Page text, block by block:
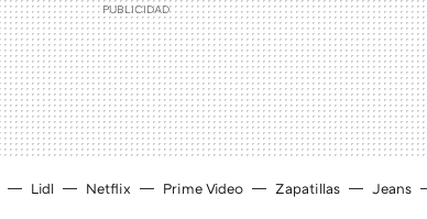
Lidl Netflix Prime Video Zapatillas Jeans